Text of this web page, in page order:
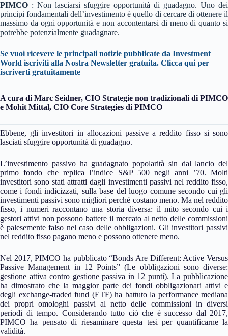
PIMCO : Non lasciarsi sfuggire opportunità di guadagno. Uno dei
principi fondamentali dell’investimento è quello di cercare di ottenere il
massimo da ogni opportunità e non accontentarsi di meno di quanto si
potrebbe potenzialmente guadagnare.
Se vuoi ricevere le principali notizie pubblicate da Investment
World iscriviti alla Nostra Newsletter gratuita. Clicca qui per
iscriverti gratuitamente
A cura di Marc Seidner, CIO Strategie non tradizionali di PIMCO
e Mohit Mittal, CIO Core Strategies di PIMCO
Ebbene, gli investitori in allocazioni passive a reddito fisso si sono
lasciati sfuggire opportunità di guadagno.
L’investimento passivo ha guadagnato popolarità sin dal lancio del
primo fondo che replica l’indice S&P 500 negli anni ’70. Molti
investitori sono stati attratti dagli investimenti passivi nel reddito fisso,
come i fondi indicizzati, sulla base del luogo comune secondo cui gli
investimenti passivi sono migliori perché costano meno. Ma nel reddito
fisso, i numeri raccontano una storia diversa: il mito secondo cui i
gestori attivi non possono battere il mercato al netto delle commissioni
è palesemente falso nel caso delle obbligazioni. Gli investitori passivi
nel reddito fisso pagano meno e possono ottenere meno.
Nel 2017, PIMCO ha pubblicato “Bonds Are Different: Active Versus
Passive Management in 12 Points” (Le obbligazioni sono diverse:
gestione attiva contro gestione passiva in 12 punti). La pubblicazione
ha dimostrato che la maggior parte dei fondi obbligazionari attivi e
degli exchange-traded fund (ETF) ha battuto la performance mediana
dei propri omologhi passivi al netto delle commissioni in diversi
periodi di tempo. Considerando tutto ciò che è successo dal 2017,
PIMCO ha pensato di riesaminare questa tesi per quantificarne la
validità.